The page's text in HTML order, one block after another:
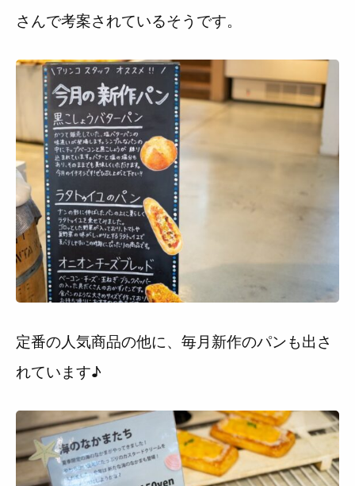
さんで考案されているそうです。
定番の人気商品の他に、毎月新作のパンも出さ
れています♪